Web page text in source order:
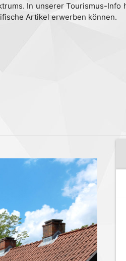
In unserer Tourismus-Info
Artikel erwerben können.